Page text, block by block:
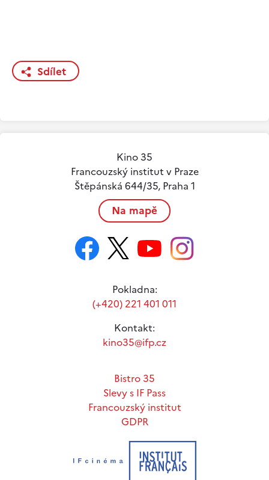
Sdílet
Kino 35
Francouzský institut v Praze
Štěpánská 644/35, Praha 1
Na mapě
Pokladna:
(+420) 221 401 011
Kontakt:
kino35@ifp.cz
Bistro 35
Slevy s IF Pass
Francouzský institut
GDPR